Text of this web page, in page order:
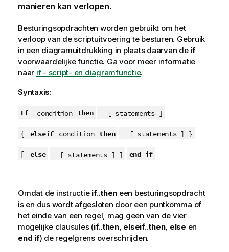
manieren kan verlopen.
Besturingsopdrachten worden gebruikt om het
verloop van de scriptuitvoering te besturen. Gebruik
in een diagramuitdrukking in plaats daarvan de if
voorwaardelijke functie. Ga voor meer informatie
naar if - script- en diagramfunctie.
Syntaxis:
If condition then [ statements ]
{ elseif condition then [ statements ] }
[ else [ statements ] ] end if
Omdat de instructie if..then een besturingsopdracht
is en dus wordt afgesloten door een puntkomma of
het einde van een regel, mag geen van de vier
mogelijke clausules (if..then, elseif..then, else en
end if) de regelgrens overschrijden.